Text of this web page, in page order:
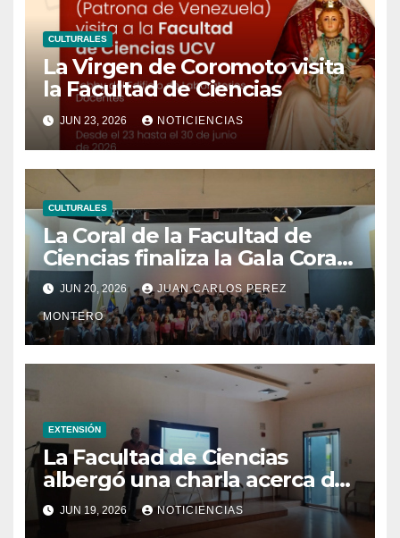
CULTURALES
La Virgen de Coromoto visita
la Facultad de Ciencias
JUN 23, 2026 NOTICIENCIAS
CULTURALES
La Coral de la Facultad de
Ciencias finaliza la Gala Coral
UCVista con el segundo
concierto en homenaje al
centenario del natalicio de
Modesta Bor
JUN 20, 2026 JUAN CARLOS PEREZ
MONTERO
EXTENSIÓN
La Facultad de Ciencias
albergó una charla acerca de
la transformación hacia la
refrigeración sostenible
JUN 19, 2026 NOTICIENCIAS